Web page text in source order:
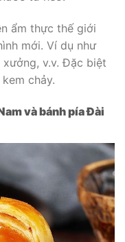
ẩm thực thế giới
mới. Ví dụ như
v.v. Đặc biệt
chảy.
và bánh pía Đài